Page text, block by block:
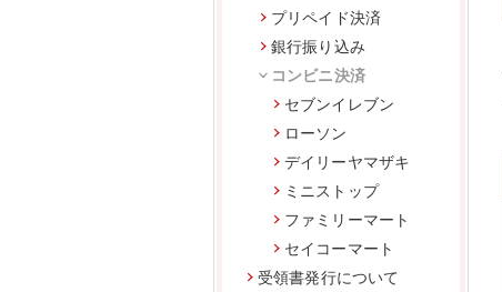
プリペイド決済
銀行振り込み
コンビニ決済
セブンイレブン
ローソン
デイリーヤマザキ
ミニストップ
ファミリーマート
セイコーマート
受領書発行について